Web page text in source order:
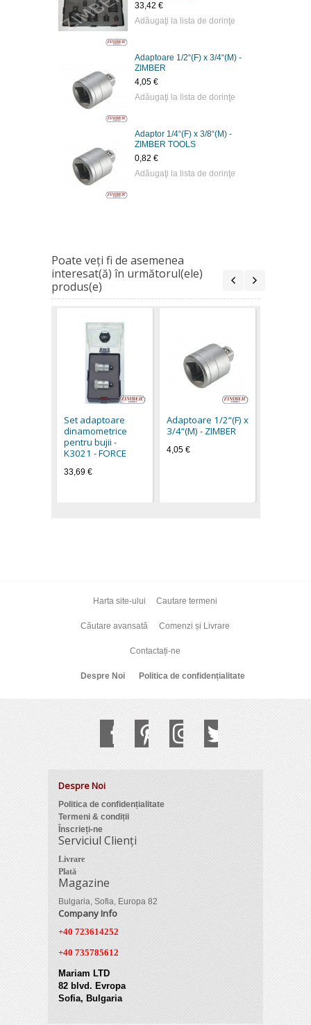
33,42 €
Adăugaţi la lista de dorinţe
Adaptoare 1/2“(F) x 3/4“(M) -
ZIMBER
4,05 €
Adăugaţi la lista de dorinţe
Adaptor 1/4“(F) x 3/8“(M) -
ZIMBER TOOLS
0,82 €
Adăugaţi la lista de dorinţe
Poate veţi fi de asemenea
interesat(ă) în următorul(ele)
produs(e)
Set adaptoare
dinamometrice
pentru bujii -
K3021 - FORCE
33,69 €
Adaptoare 1/2“(F) x
3/4“(M) - ZIMBER
4,05 €
Harta site-ului Cautare termeni
Căutare avansată Comenzi și Livrare
Contactați-ne
Despre Noi Politica de confidențialitate
Despre Noi
Politica de confidențialitate
Termeni & condiții
Înscrieți-ne
Serviciul Clienți
Livrare
Plată
Magazine
Bulgaria, Sofia, Europa 82
Company Info
+40 723614252
+40 735785612
Mariam LTD
82 blvd. Evropa
Sofia, Bulgaria